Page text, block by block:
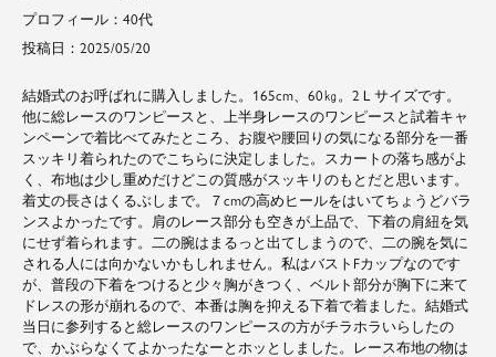
40代
投稿日
2025/05/20
結婚式のお呼ばれに購入しました。165cm、60㎏。2Ｌサイズです。
他に総レースのワンピースと、上半身レースのワンピースと試着キャ
ンペーンで着比べてみたところ、お腹や腰回りの気になる部分を一番
スッキリ着られたのでこちらに決定しました。スカートの落ち感がよ
く、布地は少し重めだけどこの質感がスッキリのもとだと思います。
着丈の長さはくるぶしまで。７cmの高めヒールをはいてちょうどバラ
ンスよかったです。肩のレース部分も空きが上品で、下着の肩紐を気
にせず着られます。二の腕はまるっと出てしまうので、二の腕を気に
される人には向かないかもしれません。私はバストFカップなのです
が、普段の下着をつけると少々胸がきつく、ベルト部分が胸下に来て
ドレスの形が崩れるので、本番は胸を抑える下着で着ました。結婚式
当日に参列すると総レースのワンピースの方がチラホラいらしたの
で、かぶらなくてよかったなーとホッとしました。レース布地の物は